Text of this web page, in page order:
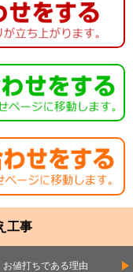
工事
お値打ちである理由